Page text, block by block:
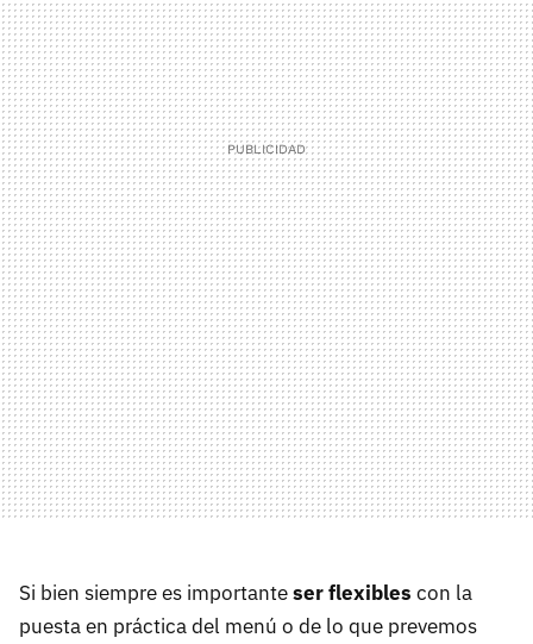
Si bien siempre es importanteser flexibles con la
puesta en práctica del menú o de lo que prevemos